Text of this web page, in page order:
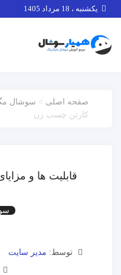
یکشنبه ، 18 مرداد 1405
صفحه اصلی > سوشال
کارتن چسب زن
قابلیت ها و
توسط: مدیر سایت